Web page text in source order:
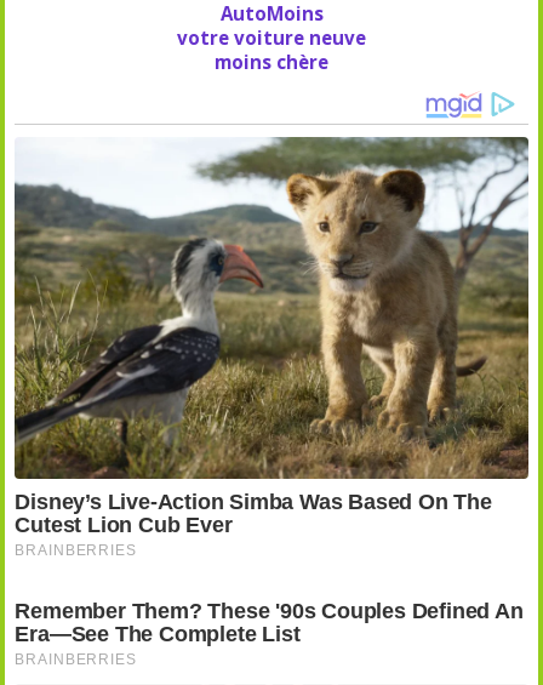
AutoMoins
votre voiture neuve
moins chère